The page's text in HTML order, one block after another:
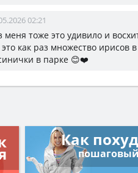
02:21
меня тоже это удивило и
как раз множество ирисов
в парке 😊❤️
Как